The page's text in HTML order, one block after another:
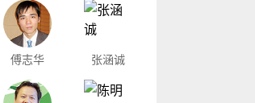
傅志华 张涵诚